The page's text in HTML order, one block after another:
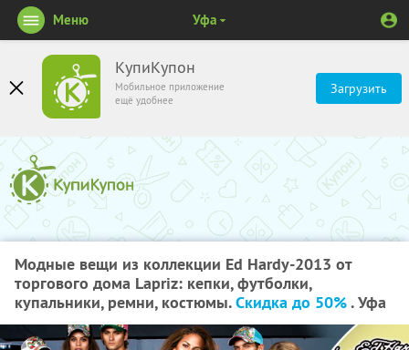
КупиКупон
Мобильное приложение
ещё удобнее
Загрузить
Меню Уфа
Модные вещи из коллекции Ed Hardy-2013 от
торгового дома Lapriz: кепки, футболки,
купальники, ремни, костюмы.Скидка до 50%. Уфа